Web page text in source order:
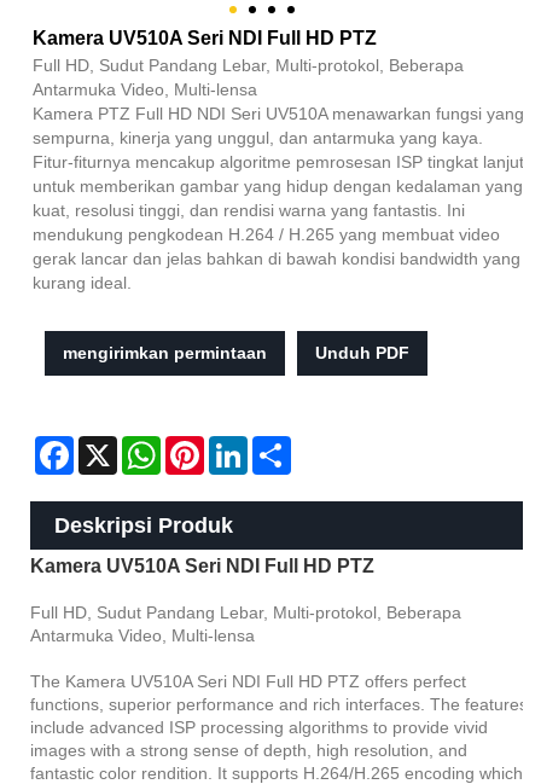
Kamera UV510A Seri NDI Full HD PTZ
Full HD, Sudut Pandang Lebar, Multi-protokol, Beberapa
Antarmuka Video, Multi-lensa
Kamera PTZ Full HD NDI Seri UV510A menawarkan fungsi yang
sempurna, kinerja yang unggul, dan antarmuka yang kaya.
Fitur-fiturnya mencakup algoritme pemrosesan ISP tingkat lanjut
untuk memberikan gambar yang hidup dengan kedalaman yang
kuat, resolusi tinggi, dan rendisi warna yang fantastis. Ini
mendukung pengkodean H.264 / H.265 yang membuat video
gerak lancar dan jelas bahkan di bawah kondisi bandwidth yang
kurang ideal.
mengirimkan permintaan Unduh PDF
Facebook
X WhatsAppPinterestLinkedIn
Deskripsi Produk
Kamera UV510A Seri NDI Full HD PTZ
Full HD, Sudut Pandang Lebar, Multi-protokol, Beberapa
Antarmuka Video, Multi-lensa
The Kamera UV510A Seri NDI Full HD PTZ offers perfect
functions, superior performance and rich interfaces. The features
include advanced ISP processing algorithms to provide vivid
images with a strong sense of depth, high resolution, and
fantastic color rendition. It supports H.264/H.265 encoding which